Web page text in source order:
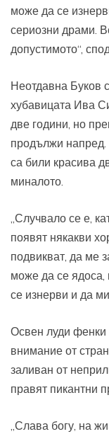
може да се
сериозни драми.
допустимото“,
Неотдавна Буков
хубавицата Ива
две години, но
продължи
са били красива
миналото.
„Случвало се е,
появят някакви
подвикват, да ме
може да се
се изнерви и да
Освен луди фенки
внимание от
заливан от
правят пикантни
„Слава богу, на